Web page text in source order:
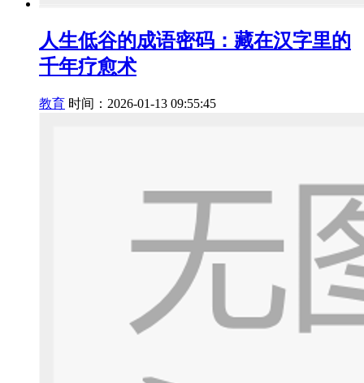
人生低谷的成语密码：藏在汉字里的
千年疗愈术
教育 时间：2026-01-13 09:55:45